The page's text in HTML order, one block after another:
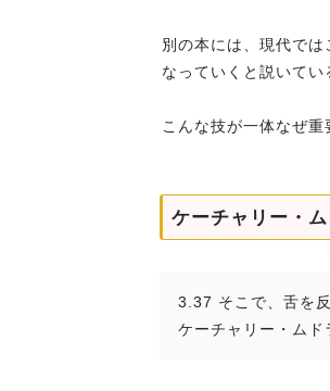
別の本には、現代で
なっていくと説いてい
こんな技が一体なぜ
ケーチャリー・
3.37 そこで、舌を
ケーチャリー・ムド